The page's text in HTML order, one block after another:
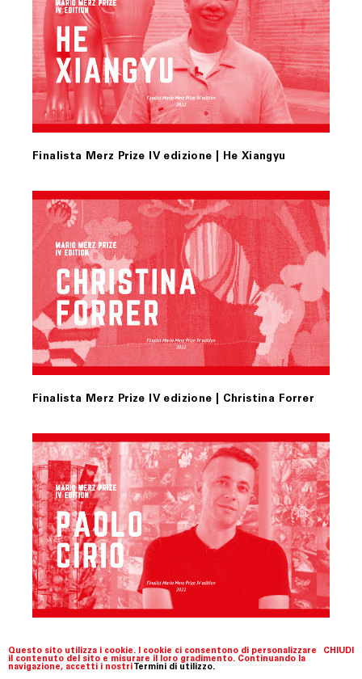
Questo sito utilizza i cookie. I cookie ci consentono di personalizzare
il contenuto del sito e misurare il loro gradimento. Continuando la
navigazione, accetti i nostriTermini di utilizzo.
CHIUDI
Finalista Merz Prize IV edizione | He Xiangyu
Finalista Merz Prize IV edizione | Christina Forrer